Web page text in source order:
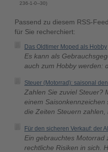
236-1-0--30)
Passend zu diesem RSS-
für Sie recherchiert:
Das Oldtimer Moped als Hobby
Es kann als
auch zum Hobby werden:
Steuer (Motorrad): saisonal
Zahlen Sie zuviel Steuer?
einem
die Zeiten Steuern zahlen,
Für den sicheren Verkauf: der
Ein gebrauchtes Motorrad
rechtliche Risiken in sich.